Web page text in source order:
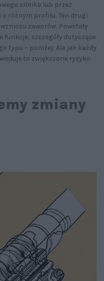
silnika lub przez
o różnym profilu. Ten drugi
zaworów. Powstały
szczegóły dotyczące
typu – poniżej. Ale jak każdy
to zwiększone ryzyko
zmiany